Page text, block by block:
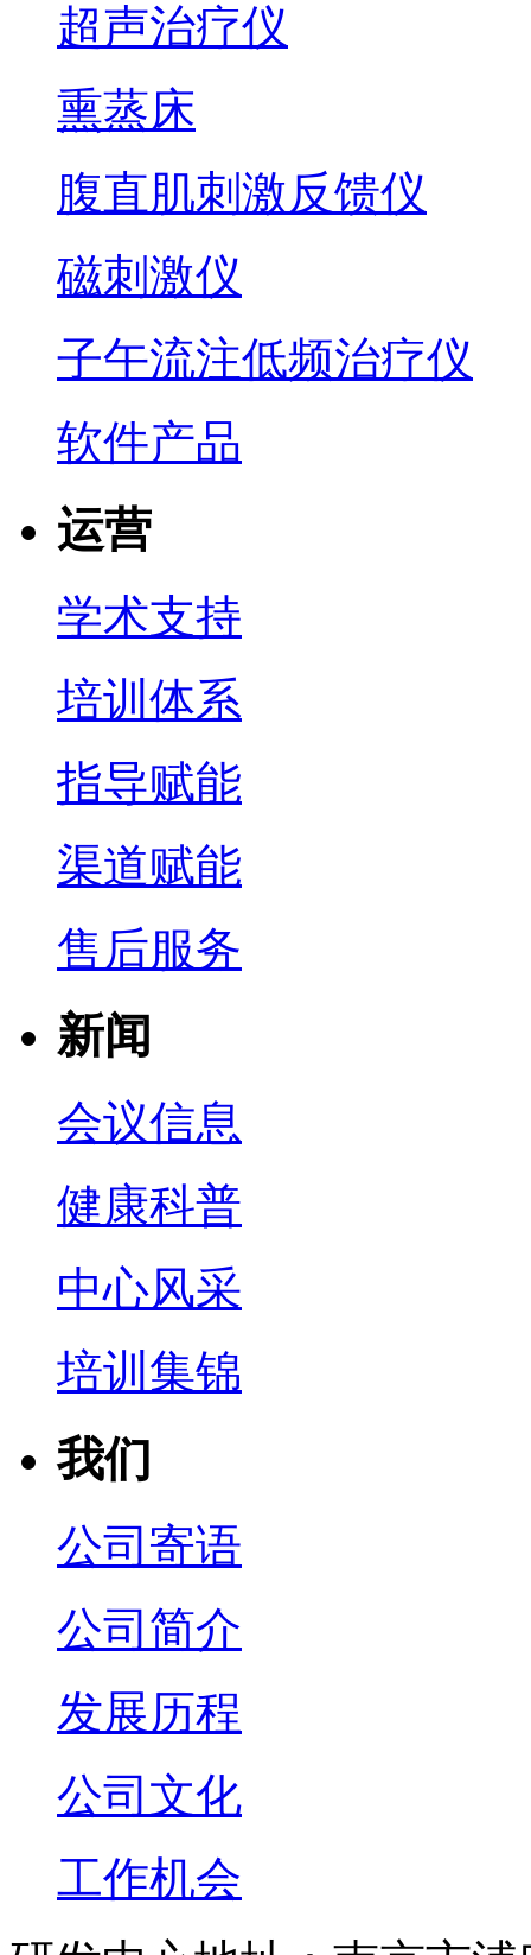
超声治疗仪
熏蒸床
腹直肌刺激反馈仪
磁刺激仪
子午流注低频治疗仪
软件产品
运营
学术支持
培训体系
指导赋能
渠道赋能
售后服务
新闻
会议信息
健康科普
中心风采
培训集锦
我们
公司寄语
公司简介
发展历程
公司文化
工作机会